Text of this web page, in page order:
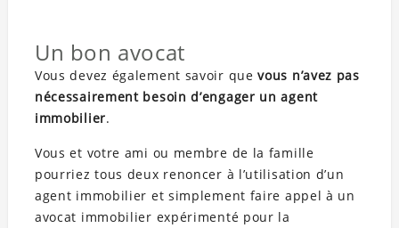
Un bon avocat
Vous devez également savoir quevous n’avez pas
nécessairement besoin d’engager un agent
immobilier.
Vous et votre ami ou membre de la famille
pourriez tous deux renoncer à l’utilisation d’un
agent immobilier et simplement faire appel à un
avocat immobilier expérimenté pour la